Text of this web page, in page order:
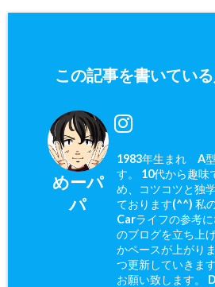
この記事を書いてい
めーパ
パ
1983年生まれ A
す。 10代から趣味
め、コツコツと独
ております(^^) 私
Carライフの参考
のブログを立ち上
かペースが上がり
つ更新していきま
お願い致します。